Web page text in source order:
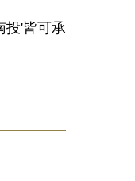
投'皆可承